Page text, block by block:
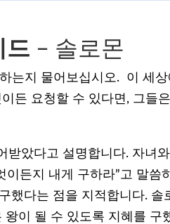
드 – 솔로몬
는지 물어보십시오. 이 세
든 요청할 수 있다면, 그들
받았다고 설명합니다. 자녀
든지 내게 구하라”고 말씀
했다는 점을 지적합니다. 솔
이 될 수 있도록 지혜를 구